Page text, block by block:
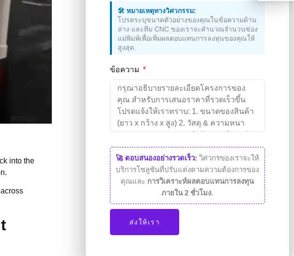
into the
🛠️ หมายเหตุทางวิศวกรรม:
โปรดระบุขนาดตัวอย่างของคุณในข้อความด้าน
ล่าง และทีม CNC ของเราจะคำนวณจำนวนช่อง
แม่พิมพ์เพื่อเพิ่มผลตอบแทนการลงทุนของคุณให้
สูงสุด.
ข้อความ
🚀 ตอบสนองอย่างรวดเร็ว: วิศวกรของเราจะให้
บริการโซลูชันที่ปรับแต่งตามความต้องการของ
คุณและ การวิเคราะห์ผลตอบแทนการลงทุน
ภายใน 2 ชั่วโมง.
ส่งให้เรา